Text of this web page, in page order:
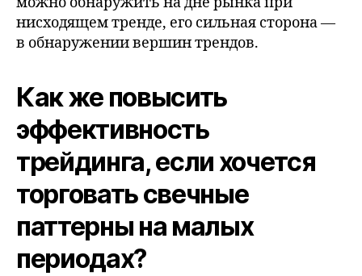
нисходящем тренде, его сильная сторона —
в обнаружении вершин трендов.
Как же повысить
эффективность
трейдинга, если хочется
торговать свечные
паттерны на малых
периодах?